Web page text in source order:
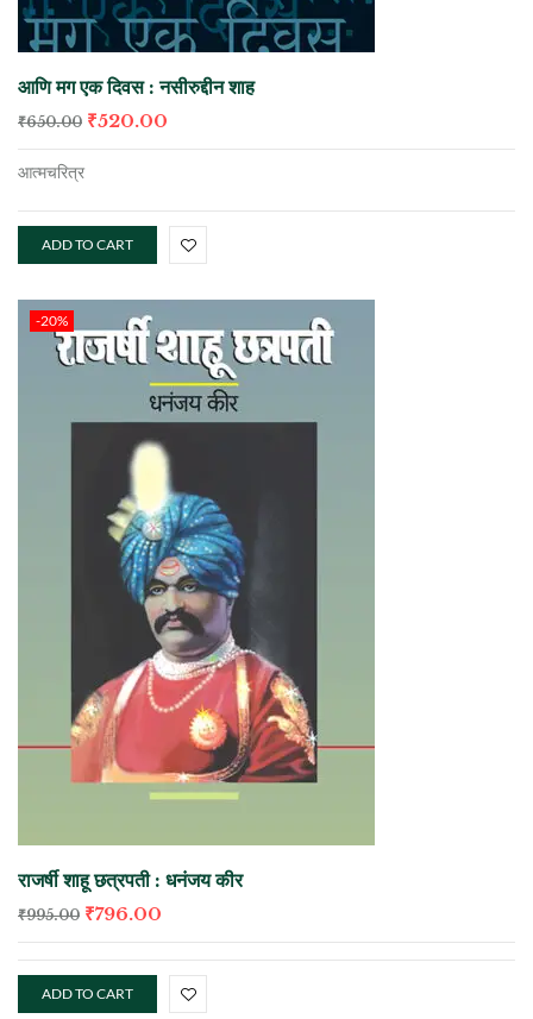
आणि मग एक दिवस : नसीरुद्दीन शाह
₹650.00 ₹520.00
आत्मचरित्र
ADD TO CART
-20%
राजर्षी शाहू छत्रपती : धनंजय कीर
₹995.00 ₹796.00
ADD TO CART